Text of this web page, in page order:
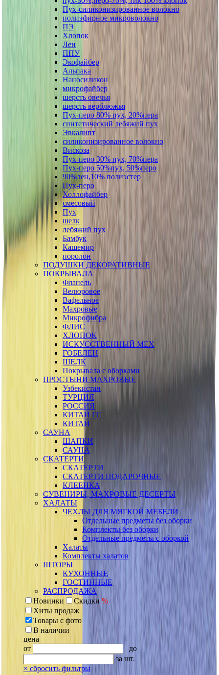
Пух-силиконизированное волокно
полиэфирное микроволокно
ПЭ
Хлопок
Лен
ППУ
Экофайбер
Альпака
Наносиликон
микрофайбер
шерсть овечья
шерсть верблюжья
Пух-перо 80% пух, 20%пера
синтетический лебяжий пух
Эвкалипт
силиконизированное волокно
Вискоза
Пух-перо 30% пух, 70%пера
Пух-перо 50%пух, 50%перо
90%лен,10% полиэстер
Пух-перо
Холлофайбер
смесовый
Пух
шелк
лебяжий пух
Бамбук
Кашемир
поролон
ПОДУШКИ ДЕКОРАТИВНЫЕ
ПОКРЫВАЛА
Фланель
Велюровое
Вафельное
Махровые
Микрофибра
ФЛИС
ХЛОПОК
ИСКУССТВЕННЫЙ МЕХ
ГОБЕЛЕН
ШЕЛК
Покрывала с оборками
ПРОСТЫНИ МАХРОВЫЕ
Узбекистан
ТУРЦИЯ
РОССИЯ
КИТАЙ ГС
КИТАЙ
САУНА
ШАПКИ
САУНА
СКАТЕРТИ
СКАТЕРТИ
СКАТЕРТИ ПОДАРОЧНЫЕ
КЛЕЕНКА
СУВЕНИРЫ, МАХРОВЫЕ ДЕСЕРТЫ
ХАЛАТЫ
ЧЕХЛЫ ДЛЯ МЯГКОЙ МЕБЕЛИ
Отдельные предметы без оборки
Комплекты без оборки
Отдельные предметы с оборкой
Халаты
Комплекты халатов
ШТОРЫ
КУХОННЫЕ
ГОСТИННЫЕ
РАСПРОДАЖА
Новинки
Скидки%
Хиты продаж
Товары с фото
В наличии
цена
от
до
за шт.
× сбросить фильтры